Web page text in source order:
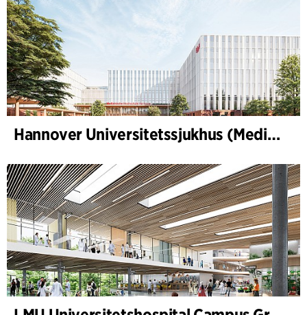
Hannover Universitetssjukhus (Medizinische Hochschule Hannover, MHH)